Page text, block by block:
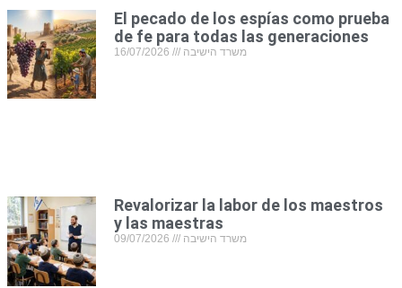
El pecado de los espías como prueba
de fe para todas las generaciones
משרד הישיבה 16/07/2026
Revalorizar la labor de los maestros
y las maestras
משרד הישיבה 09/07/2026